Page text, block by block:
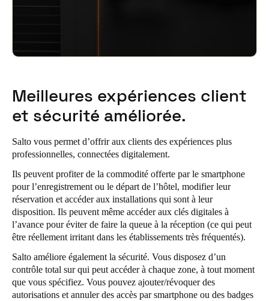
FinnishEnglish
Meilleures expériences client
et sécurité améliorée.
Salto vous permet d’offrir aux clients des expériences plus
professionnelles, connectées digitalement.
Ils peuvent profiter de la commodité offerte par le smartphone
pour l’enregistrement ou le départ de l’hôtel, modifier leur
réservation et accéder aux installations qui sont à leur
disposition. Ils peuvent même accéder aux clés digitales à
l’avance pour éviter de faire la queue à la réception (ce qui peut
être réellement irritant dans les établissements très fréquentés).
Salto améliore également la sécurité. Vous disposez d’un
contrôle total sur qui peut accéder à chaque zone, à tout moment
que vous spécifiez. Vous pouvez ajouter/révoquer des
autorisations et annuler des accès par smartphone ou des badges